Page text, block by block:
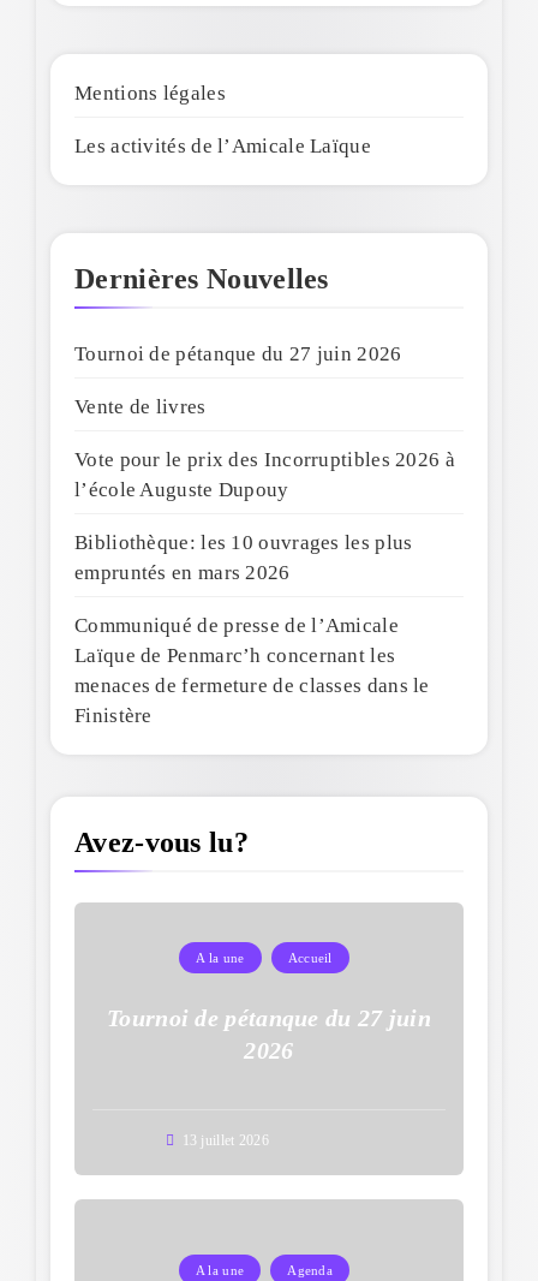
Mentions légales
Les activités de l’Amicale Laïque
Dernières Nouvelles
Tournoi de pétanque du 27 juin 2026
Vente de livres
Vote pour le prix des Incorruptibles 2026 à
l’école Auguste Dupouy
Bibliothèque: les 10 ouvrages les plus
empruntés en mars 2026
Communiqué de presse de l’Amicale
Laïque de Penmarc’h concernant les
menaces de fermeture de classes dans le
Finistère
Avez-vous lu?
A la une Accueil
Tournoi de pétanque du 27 juin
2026
13 juillet 2026
A la une Agenda